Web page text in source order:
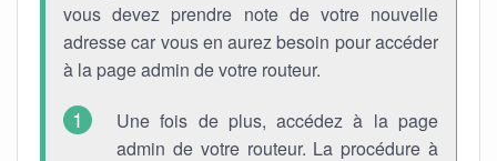
vous devez prendre note de votre nouvelle
adresse car vous en aurez besoin pour accéder
à la page admin de votre routeur.
Une fois de plus, accédez à la page
admin de votre routeur. La procédure à